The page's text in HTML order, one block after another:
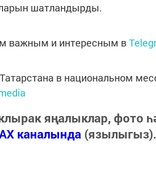
шатландырды.
важным и интересным в
в национальном
яңалыклар, фото
каналында (язылыгыз).